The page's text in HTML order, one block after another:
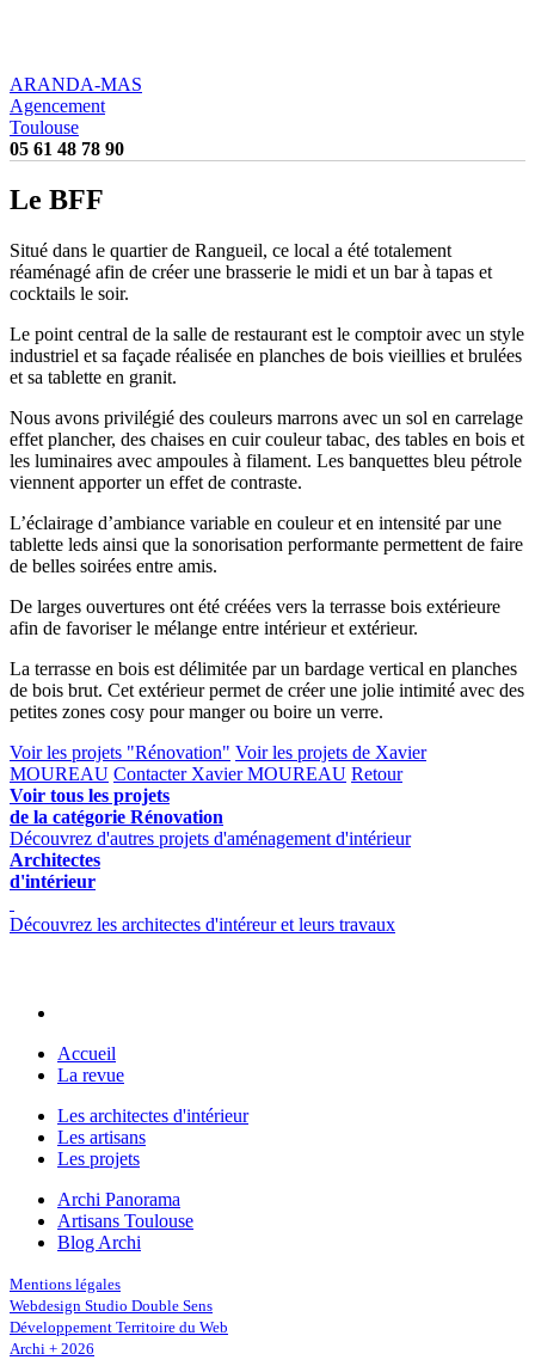
ARANDA-MAS
Agencement
Toulouse
05 61 48 78 90
Le BFF
Situé dans le quartier de Rangueil, ce local a été totalement
réaménagé afin de créer une brasserie le midi et un bar à tapas et
cocktails le soir.
Le point central de la salle de restaurant est le comptoir avec un style
industriel et sa façade réalisée en planches de bois vieillies et brulées
et sa tablette en granit.
Nous avons privilégié des couleurs marrons avec un sol en carrelage
effet plancher, des chaises en cuir couleur tabac, des tables en bois et
les luminaires avec ampoules à filament. Les banquettes bleu pétrole
viennent apporter un effet de contraste.
L’éclairage d’ambiance variable en couleur et en intensité par une
tablette leds ainsi que la sonorisation performante permettent de faire
de belles soirées entre amis.
De larges ouvertures ont été créées vers la terrasse bois extérieure
afin de favoriser le mélange entre intérieur et extérieur.
La terrasse en bois est délimitée par un bardage vertical en planches
de bois brut. Cet extérieur permet de créer une jolie intimité avec des
petites zones cosy pour manger ou boire un verre.
Voir les projets "Rénovation" Voir les projets de Xavier
MOUREAU Contacter Xavier MOUREAU Retour
Voir tous les projets
de la catégorie Rénovation
Découvrez d'autres projets d'aménagement d'intérieur
Architectes
d'intérieur
Découvrez les architectes d'intéreur et leurs travaux
Accueil
La revue
Les architectes d'intérieur
Les artisans
Les projets
Archi Panorama
Artisans Toulouse
Blog Archi
Mentions légales
Webdesign Studio Double Sens
Développement Territoire du Web
Archi + 2026